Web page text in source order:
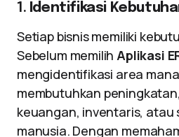
1. Identifikasi
Setiap bisnis memiliki
Sebelum memilihAplikasi
mengidentifikasi area
membutuhkan
keuangan, inventaris, atau
manusia. Dengan